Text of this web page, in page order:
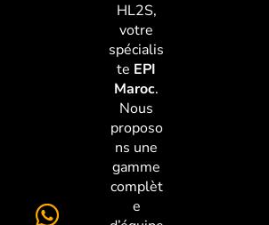
HL2S,
votre
spécialis
te EPI
Maroc.
Nous
proposo
ns une
gamme
complèt
e